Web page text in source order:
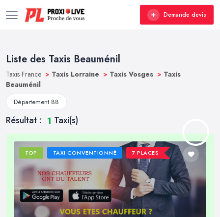
Demande devis
Liste des Taxis Beauménil
Taxis France > Taxis Lorraine > Taxis Vosges > Taxis
Beauménil
Département 88
Résultat : 1 Taxi(s)
TOP TAXI CONVENTIONNÉ 7 PLACES